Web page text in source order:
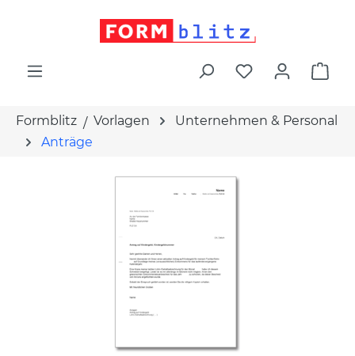
Formblitz Vorlagen
Unternehmen & Personal
Anträge